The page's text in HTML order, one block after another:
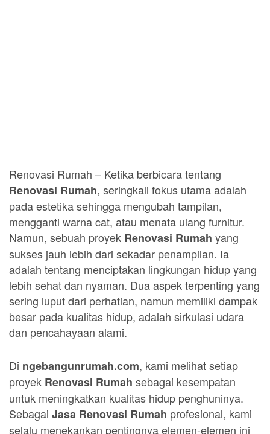
Renovasi Rumah – Ketika berbicara tentang
Renovasi Rumah, seringkali fokus utama adalah
pada estetika sehingga mengubah tampilan,
mengganti warna cat, atau menata ulang furnitur.
Namun, sebuah proyek Renovasi Rumah yang
sukses jauh lebih dari sekadar penampilan. Ia
adalah tentang menciptakan lingkungan hidup yang
lebih sehat dan nyaman. Dua aspek terpenting yang
sering luput dari perhatian, namun memiliki dampak
besar pada kualitas hidup, adalah sirkulasi udara
dan pencahayaan alami.
Di ngebangunrumah.com, kami melihat setiap
proyek Renovasi Rumah sebagai kesempatan
untuk meningkatkan kualitas hidup penghuninya.
Sebagai Jasa Renovasi Rumah profesional, kami
selalu menekankan pentingnya elemen-elemen ini